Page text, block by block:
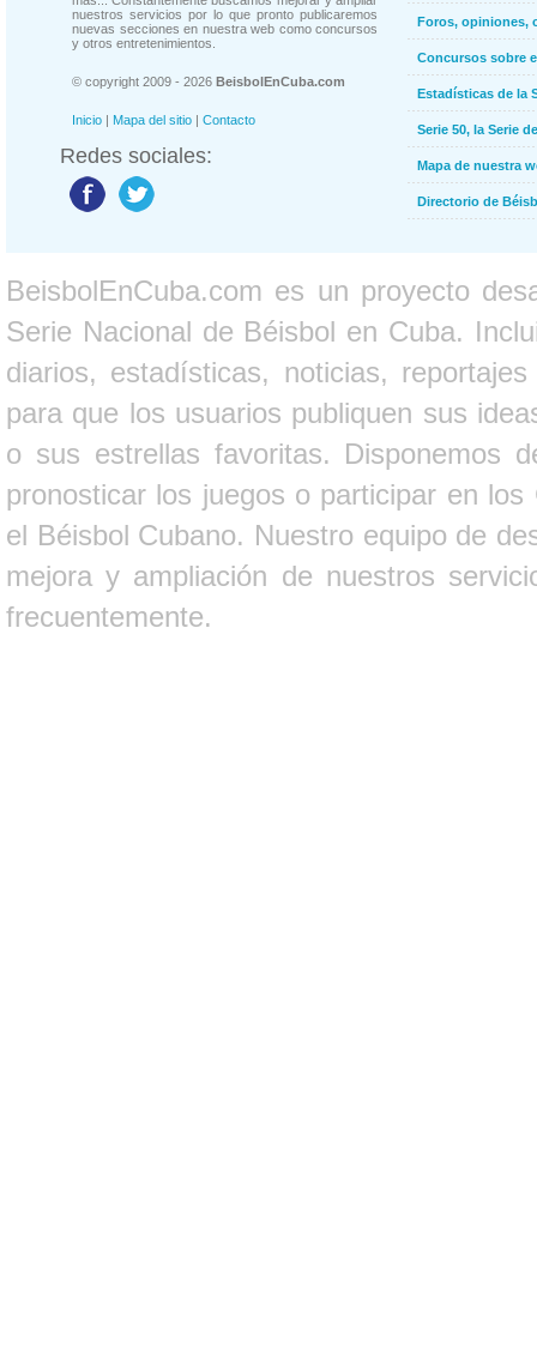
nuestros servicios por lo que pronto publicaremos
nuevas secciones en nuestra web como concursos
y otros entretenimientos.
© copyright 2009 - 2026 BeisbolEnCuba.com
Inicio | Mapa del sitio | Contacto
Redes sociales:
Foros, opiniones,
Concursos sobre
Estadísticas de la
Serie 50, la Serie
Mapa de nuestra
Directorio de
BeisbolEnCuba.com es un proyecto
Serie Nacional de Béisbol en Cuba.
diarios, estadísticas, noticias,
para que los usuarios publiquen sus
o sus estrellas favoritas. Disponemos
pronosticar los juegos o participar en
el Béisbol Cubano. Nuestro equipo de
mejora y ampliación de nuestros
frecuentemente.